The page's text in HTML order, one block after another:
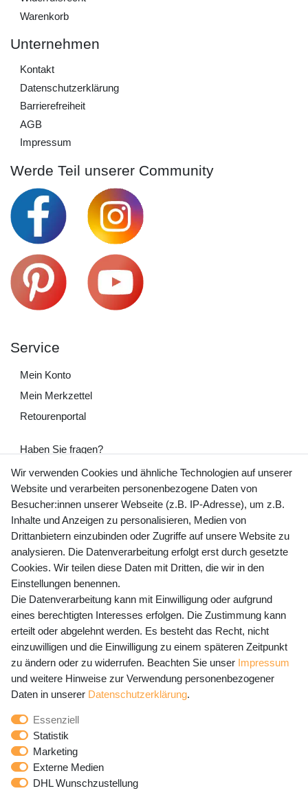
Warenkorb
Unternehmen
Kontakt
Daten­schutz­erklärung
Barrierefreiheit
AGB
Impressum
Werde Teil unserer Community
Service
Mein Konto
Mein Merkzettel
Retourenportal
Haben Sie fragen?
+49 (0) 35243 460 400
Mo-Fr 9-15 Uhr
shop@banjado.com
Preisangaben inkl. gesetzl. MwSt. und zzgl. Service- und
Versandkosten
Newsletter Anmeldung - Keine Angebote
mehr verpassen!
E-MAIL **
Newsletter
Honig
Hiermit bestätige ich, dass ich die
gelesen habe. Meine Einwilligung kann ich jederzeit
widerrufen.**
Wir verwenden Cookies und ähnliche Technologien auf unserer
Website und verarbeiten personenbezogene Daten von
Besucher:innen unserer Webseite (z.B. IP-Adresse), um z.B.
Inhalte und Anzeigen zu personalisieren, Medien von
Drittanbietern einzubinden oder Zugriffe auf unsere Website zu
analysieren. Die Datenverarbeitung erfolgt erst durch gesetzte
Cookies. Wir teilen diese Daten mit Dritten, die wir in den
Einstellungen benennen.
Die Datenverarbeitung kann mit Einwilligung oder aufgrund
eines berechtigten Interesses erfolgen. Die Zustimmung kann
erteilt oder abgelehnt werden. Es besteht das Recht, nicht
einzuwilligen und die Einwilligung zu einem späteren Zeitpunkt
zu ändern oder zu widerrufen. Beachten Sie unser Impressum
und weitere Hinweise zur Verwendung personenbezogener
Daten in unserer Daten­schutz­erklärung.
Essenziell
Statistik
Marketing
Externe Medien
DHL Wunschzustellung